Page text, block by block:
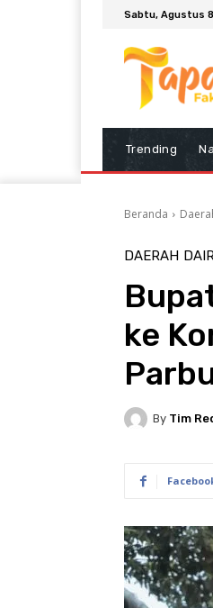
Sabtu, Agustus
Trending
Beranda
DAERAH
ke
By Tim